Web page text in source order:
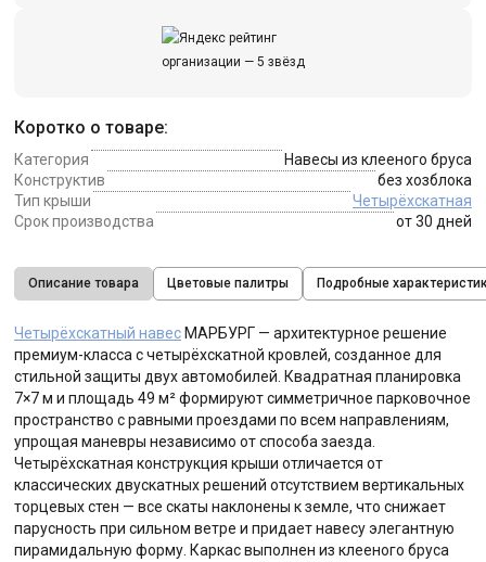
Коротко о товаре:
Категория
Навесы из клееного бруса
Конструктив
без хозблока
Тип крыши
Четырёхскатная
Срок производства
от 30 дней
Описание товара Цветовые палитры Подробные
Четырёхскатный навес МАРБУРГ — архитектурное решение
премиум-класса с четырёхскатной кровлей, созданное для
стильной защиты двух автомобилей. Квадратная планировка
7×7 м и площадь 49 м² формируют симметричное парковочное
пространство с равными проездами по всем направлениям,
упрощая маневры независимо от способа заезда.
Четырёхскатная конструкция крыши отличается от
классических двускатных решений отсутствием вертикальных
торцевых стен — все скаты наклонены к земле, что снижает
парусность при сильном ветре и придает навесу элегантную
пирамидальную форму. Каркас выполнен из клееного бруса